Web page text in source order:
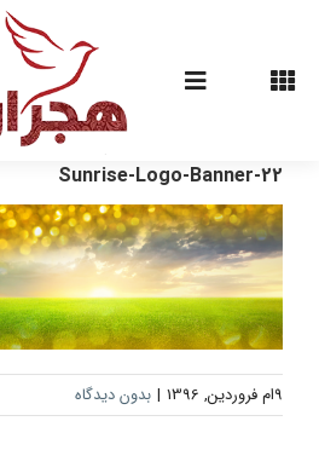
content
Sunrise-Logo-Banner-22
9ام فروردین, 1396 | بدون دیدگاه